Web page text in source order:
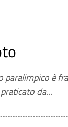
paralimpico è
da...